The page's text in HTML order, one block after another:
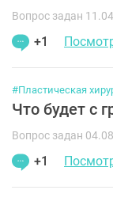
Вопрос задан
+1
#Пластическая
Что будет с
Вопрос задан
+1